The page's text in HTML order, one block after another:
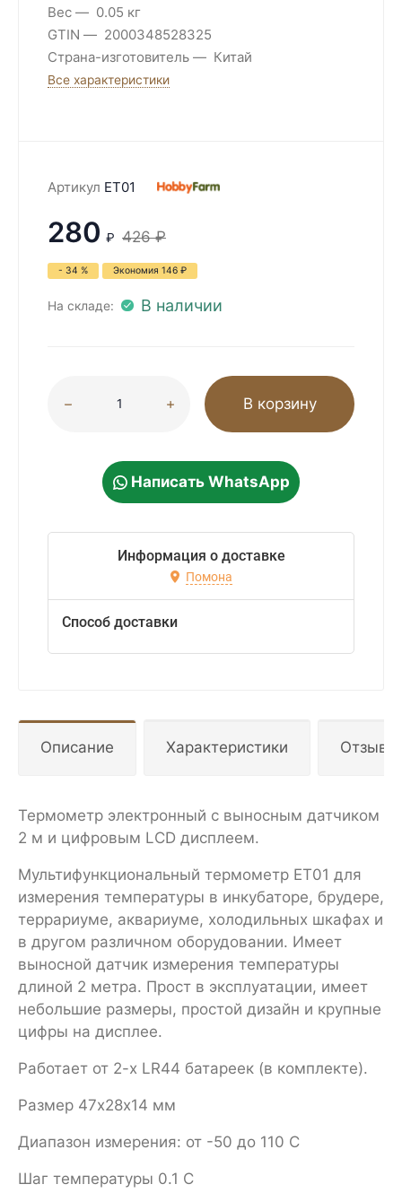
Вес
0.05 кг
GTIN
2000348528325
Страна-изготовитель
Китай
Все характеристики
Артикул ET01
280 ₽ 426 ₽
- 34 % Экономия 146 ₽
На складе: В наличии
В корзину
Написать WhatsApp
Информация о доставке
Помона
Способ доставки
Описание Характеристики
Термометр электронный с выносным датчиком
2 м и цифровым LCD дисплеем.
Мультифункциональный термометр ET01 для
измерения температуры в инкубаторе, брудере,
террариуме, аквариуме, холодильных шкафах и
в другом различном оборудовании. Имеет
выносной датчик измерения температуры
длиной 2 метра. Прост в эксплуатации, имеет
небольшие размеры, простой дизайн и крупные
цифры на дисплее.
Работает от 2-х LR44 батареек (в комплекте).
Размер 47х28х14 мм
Диапазон измерения: от -50 до 110 С
Шаг температуры 0.1 С